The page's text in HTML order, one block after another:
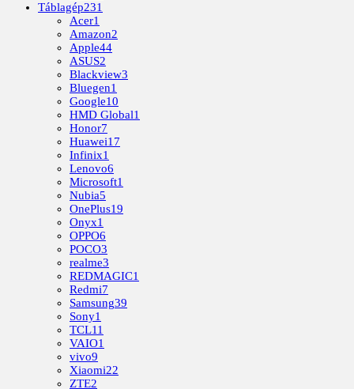
Táblagép231
Acer1
Amazon2
Apple44
ASUS2
Blackview3
Bluegen1
Google10
HMD Global1
Honor7
Huawei17
Infinix1
Lenovo6
Microsoft1
Nubia5
OnePlus19
Onyx1
OPPO6
POCO3
realme3
REDMAGIC1
Redmi7
Samsung39
Sony1
TCL11
VAIO1
vivo9
Xiaomi22
ZTE2